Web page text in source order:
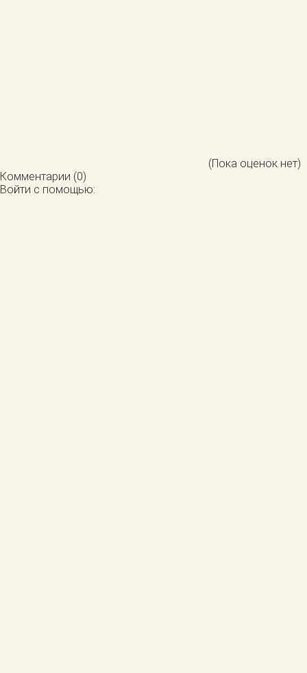
(Пока оценок нет)
Комментарии (0)
Войти с помощью: